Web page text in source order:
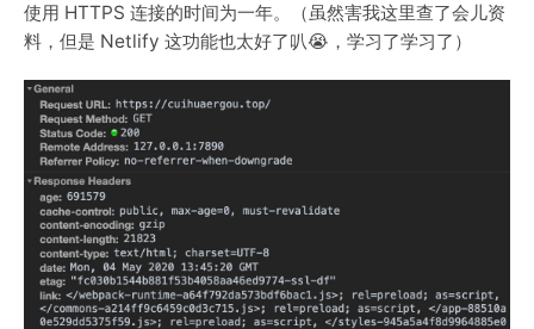
使用 HTTPS 连接的时间为一年。（虽然害我这里查了会儿资
料，但是 Netlify 这功能也太好了叭😭，学习了学习了）